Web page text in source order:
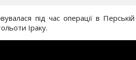
під час операції в
Іраку.